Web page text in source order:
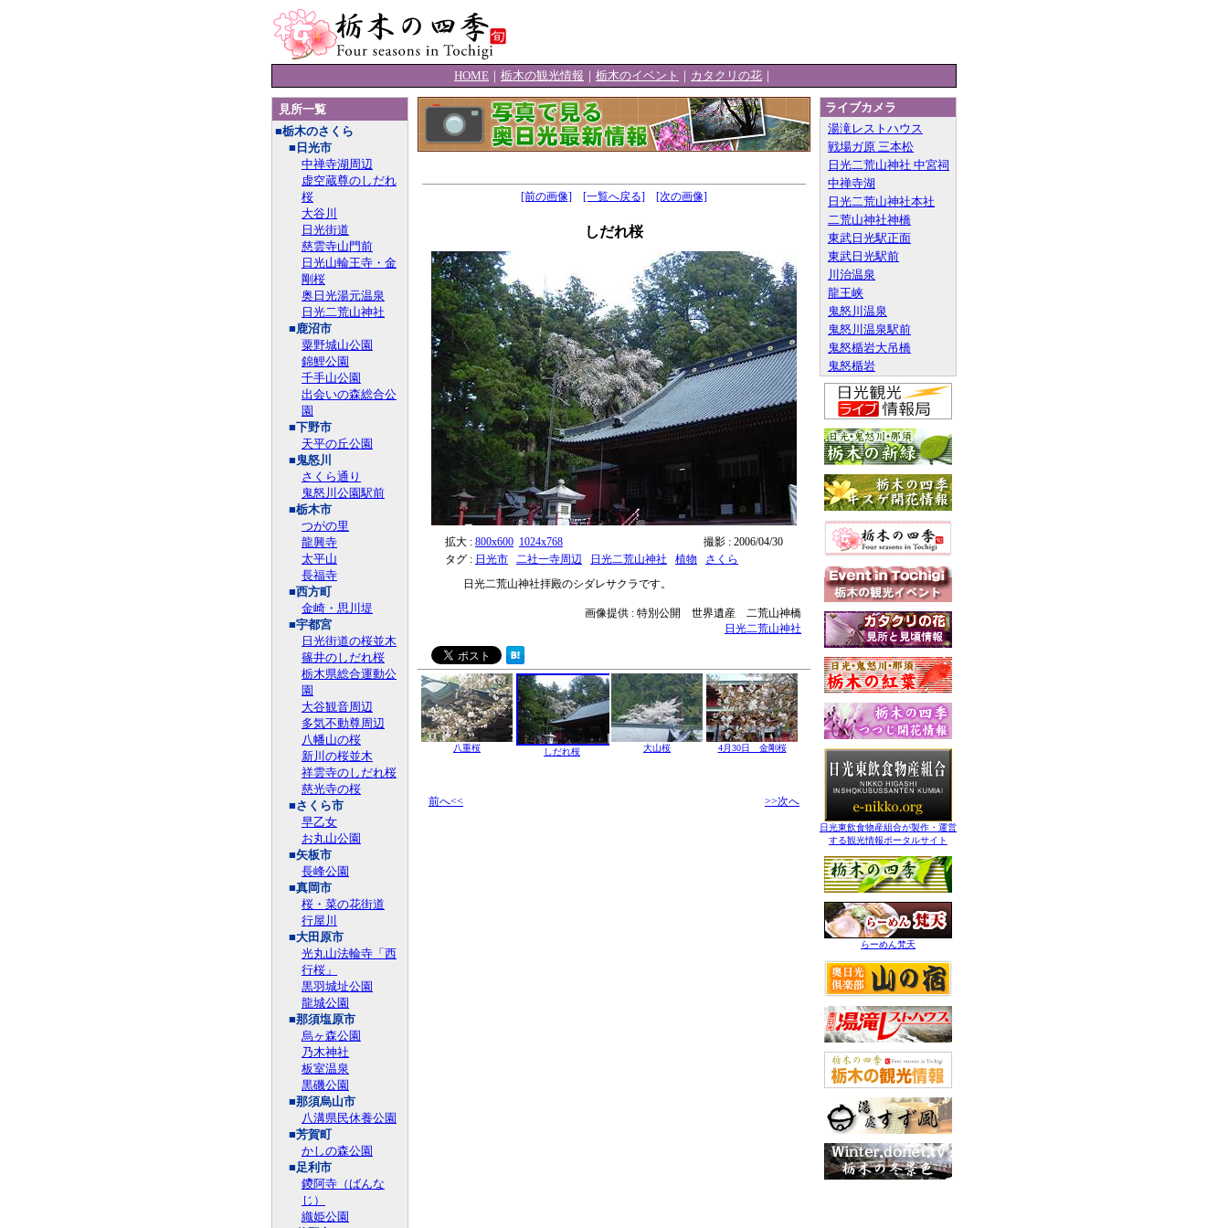
HOME ｜ 栃木の観光情報 ｜ 栃木のイベント ｜ カタクリの花 ｜
見所一覧
■栃木のさくら
■日光市
中禅寺湖周辺
虚空蔵尊のしだれ
桜
大谷川
日光街道
慈雲寺山門前
日光山輪王寺・金
剛桜
奥日光湯元温泉
日光二荒山神社
■鹿沼市
粟野城山公園
錦鯉公園
千手山公園
出会いの森総合公
園
■下野市
天平の丘公園
■鬼怒川
さくら通り
鬼怒川公園駅前
■栃木市
つがの里
龍興寺
太平山
長福寺
■西方町
金崎・思川堤
■宇都宮
日光街道の桜並木
篠井のしだれ桜
栃木県総合運動公
園
大谷観音周辺
多気不動尊周辺
八幡山の桜
新川の桜並木
祥雲寺のしだれ桜
慈光寺の桜
■さくら市
早乙女
お丸山公園
■矢板市
長峰公園
■真岡市
桜・菜の花街道
行屋川
■大田原市
光丸山法輪寺「西
行桜」
黒羽城址公園
龍城公園
■那須塩原市
烏ヶ森公園
乃木神社
板室温泉
黒磯公園
■那須烏山市
八溝県民休養公園
■芳賀町
かしの森公園
■足利市
鑁阿寺（ばんな
じ）
織姫公園
[前の画像] [一覧へ戻る] [次の画像]
しだれ桜
拡大 : 800x600 1024x768
撮影 : 2006/04/30
タグ : 日光市 二社一寺周辺 日光二荒山神社 植物
さくら
日光二荒山神社拝殿のシダレサクラです。
画像提供 : 特別公開 世界遺産 二荒山神橋
日光二荒山神社
八重桜 しだれ桜 大山桜 4月30日 金剛桜
前へ<< >>次へ
ライブカメラ
湯滝レストハウス
戦場ガ原 三本松
日光二荒山神社 中宮祠
中禅寺湖
日光二荒山神社本社
二荒山神社神橋
東武日光駅正面
東武日光駅前
川治温泉
龍王峡
鬼怒川温泉
鬼怒川温泉駅前
鬼怒楯岩大吊橋
鬼怒楯岩
日光東飲食物産組合が製作・運営
する観光情報ポータルサイト
らーめん梵天